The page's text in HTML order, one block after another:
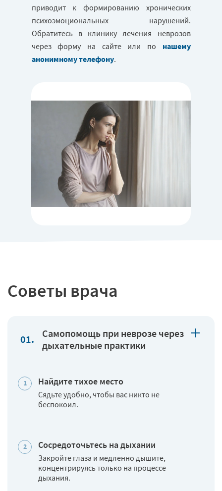
приводит к формированию хронических
психоэмоциональных нарушений.
Обратитесь в клинику лечения неврозов
через форму на сайте или по нашему
анонимному телефону.
Советы врача
Самопомощь при неврозе через
дыхательные практики
Найдите тихое место
Сядьте удобно, чтобы вас никто не
беспокоил.
Сосредоточьтесь на дыхании
Закройте глаза и медленно дышите,
концентрируясь только на процессе
дыхания.